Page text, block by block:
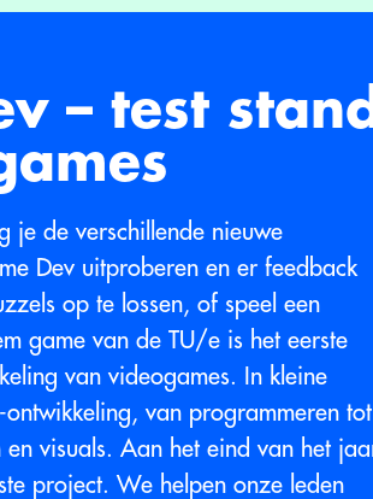
– test stand
je de verschillende nieuwe
Dev uitproberen en er feedback
op te lossen, of speel een
game van de TU/e is het eerste
van videogames. In kleine
van programmeren tot
visuals. Aan het eind van het
project. We helpen onze leden